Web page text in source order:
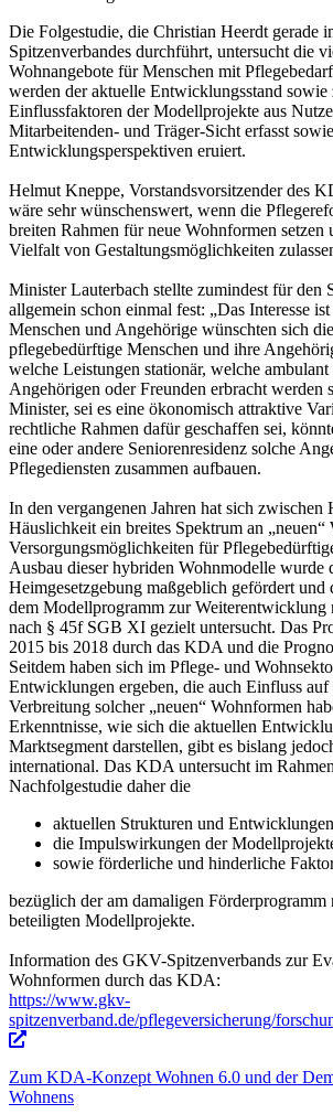
Die Folgestudie, die Christian Heerdt gerade
Spitzenverbandes durchführt, untersucht die
Wohnangebote für Menschen mit
werden der aktuelle Entwicklungsstand sowie
Einflussfaktoren der Modellprojekte aus
Mitarbeitenden- und Träger-Sicht erfasst sowie
Entwicklungsperspektiven eruiert.
Helmut Kneppe, Vorstandsvorsitzender des
wäre sehr wünschenswert, wenn die
breiten Rahmen für neue Wohnformen setzen
Vielfalt von Gestaltungsmöglichkeiten
Minister Lauterbach stellte zumindest für den
allgemein schon einmal fest: „Das Interesse
Menschen und Angehörige wünschten sich
pflegebedürftige Menschen und ihre
welche Leistungen stationär, welche
Angehörigen oder Freunden erbracht werden
Minister, sei es eine ökonomisch attraktive
rechtliche Rahmen dafür geschaffen sei,
eine oder andere Seniorenresidenz solche
Pflegediensten zusammen aufbauen.
In den vergangenen Jahren hat sich zwischen
Häuslichkeit ein breites Spektrum an „neuen“
Versorgungsmöglichkeiten für
Ausbau dieser hybriden Wohnmodelle wurde
Heimgesetzgebung maßgeblich gefördert und
dem Modellprogramm zur Weiterentwicklung
nach § 45f SGB XI gezielt untersucht. Das
2015 bis 2018 durch das KDA und die
Seitdem haben sich im Pflege- und
Entwicklungen ergeben, die auch Einfluss
Verbreitung solcher „neuen“ Wohnformen
Erkenntnisse, wie sich die aktuellen
Marktsegment darstellen, gibt es bislang
international. Das KDA untersucht im
Nachfolgestudie daher die
aktuellen Strukturen und
die Impulswirkungen der
sowie förderliche und hinderliche
bezüglich der am damaligen
beteiligten Modellprojekte.
Information des GKV-Spitzenverbands zur
Wohnformen durch das KDA:
https://www.gkv-
spitzenverband.de/pflegeversicherung/
Zum KDA-Konzept Wohnen 6.0 und der
Wohnens